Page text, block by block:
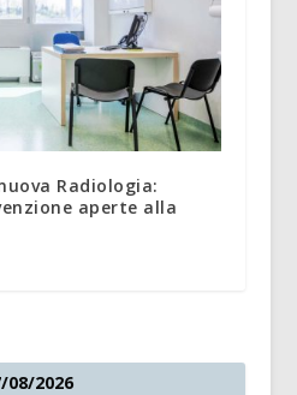
Radiologia:
aperte alla
08/2026